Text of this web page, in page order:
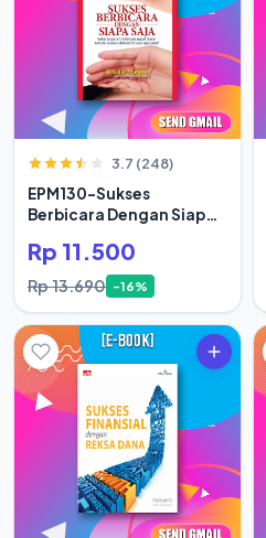
3.7 (248)
EPM130-Sukses
Berbicara Dengan Siapa
Rp 11.500
Rp 13.690 -16%